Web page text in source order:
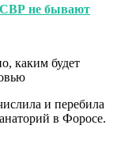
не бывают
и перебила
в Форосе.